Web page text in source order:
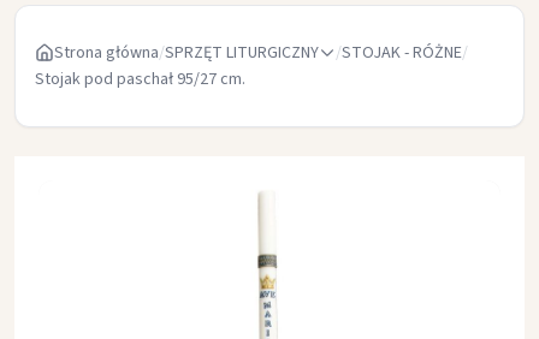
Strona główna/SPRZĘT LITURGICZNY /STOJAK - RÓŻNE/
Stojak pod paschał 95/27 cm.